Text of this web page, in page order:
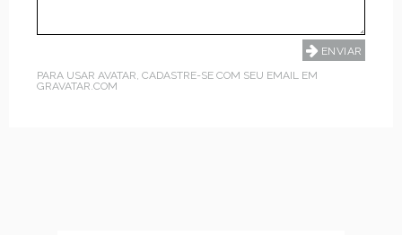
PARA USAR AVATAR, CADASTRE-SE COM SEU EMAIL EM
GRAVATAR.COM